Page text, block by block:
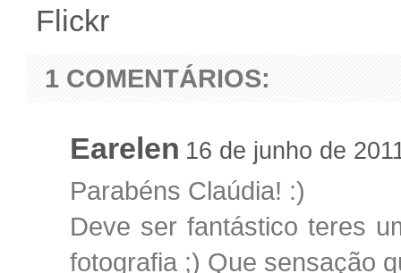
Flickr
1 COMENTÁRIOS:
Earelen 16 de junho de
Parabéns Claúdia! :)
Deve ser fantástico teres
fotografia ;) Que sensação